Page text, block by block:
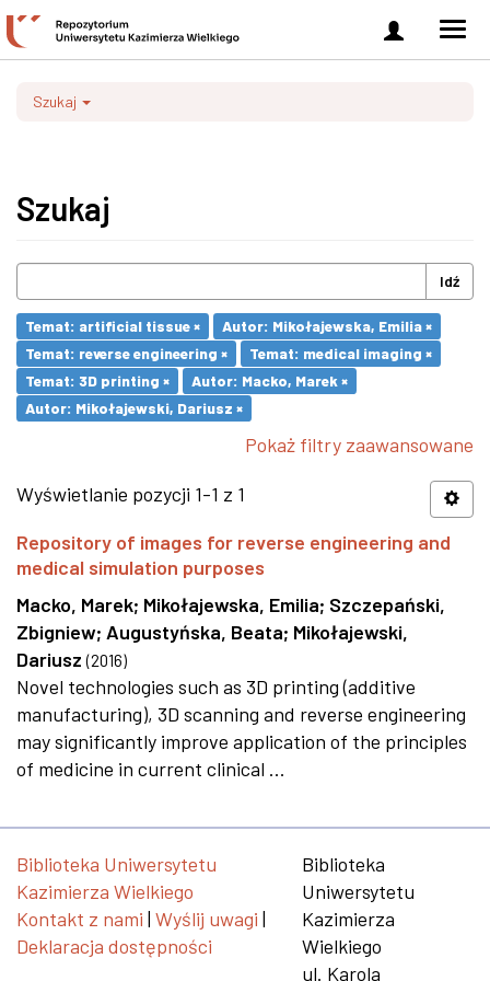
Zaloguj
się
Szukaj
Szukaj
Idź
Temat: artificial tissue ×
Autor: Mikołajewska, Emilia ×
Temat: reverse engineering ×
Temat: medical imaging ×
Temat: 3D printing ×
Autor: Macko, Marek ×
Autor: Mikołajewski, Dariusz ×
Pokaż filtry zaawansowane
Wyświetlanie pozycji 1-1 z 1
Repository of images for reverse engineering and
medical simulation purposes
Macko, Marek; Mikołajewska, Emilia; Szczepański,
Zbigniew; Augustyńska, Beata; Mikołajewski,
Dariusz (2016)
Novel technologies such as 3D printing (additive
manufacturing), 3D scanning and reverse engineering
may significantly improve application of the principles
of medicine in current clinical ...
Biblioteka Uniwersytetu
Kazimierza Wielkiego
Kontakt z nami | Wyślij uwagi |
Deklaracja dostępności
Biblioteka
Uniwersytetu
Kazimierza
Wielkiego
ul. Karola